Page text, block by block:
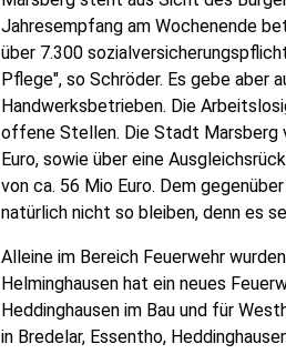
Jahresempfang am Wochenende
über 7.300
Pflege", so Schröder. Es gebe aber
Handwerksbetrieben. Die
offene Stellen. Die Stadt Marsberg
Euro, sowie über eine
von ca. 56 Mio Euro. Dem
natürlich nicht so bleiben, denn es
Alleine im Bereich Feuerwehr
Helminghausen hat ein neues
Heddinghausen im Bau und für
in Bredelar, Essentho,